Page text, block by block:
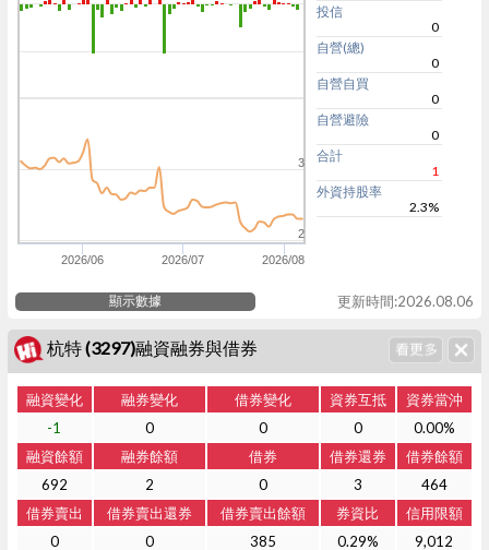
2026/06 2026/07 2026/08
2
3
投信
0
自營(總)
0
自營自買
0
自營避險
0
合計
1
外資持股率
2.3%
顯示數據 更新時間:2026.08.06
杭特 (3297)融資融券與借券
融資變化 融券變化 借券變化 資券互抵
資券當沖
-1
0 0 0
0.00%
融資餘額
融券餘額 借券 借券還券
借券餘額
692
2 0 3
464
借券賣出
借券賣出還券 借券賣出餘額 券資比
信用限額
0
0 385 0.29% 9,012